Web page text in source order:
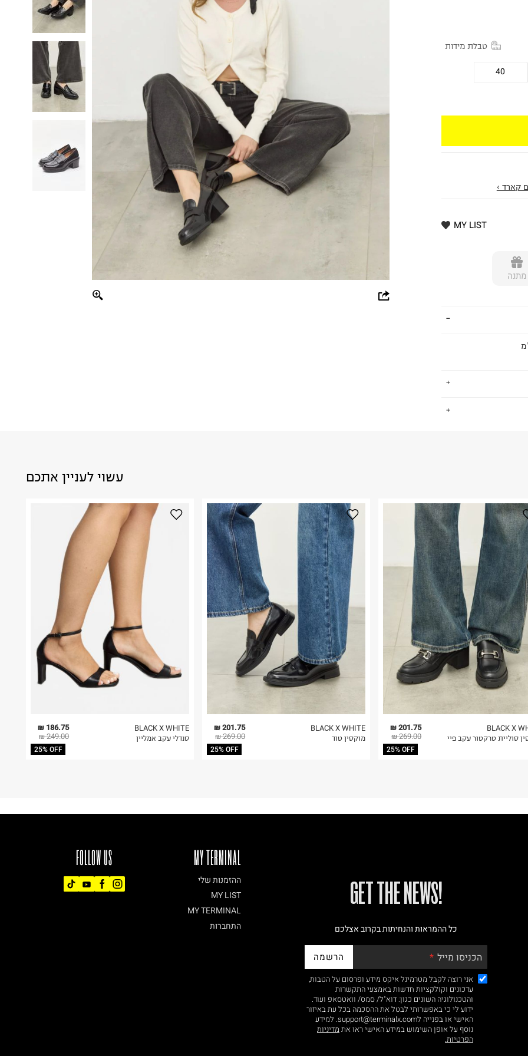
טבלת מידות
40
קארד ›
MY LIST
מתנה
על גבי החבילה
באתר בלבד
בלבד. לא ניתן
עשוי לעניין אתכם
186.75 ₪
249.00 ₪
25% OFF
BLACK X WHITE
סנדלי עקב אמליין
201.75 ₪
269.00 ₪
25% OFF
BLACK X WHITE
מוקסין טוד
201.75 ₪
269.00 ₪
25% OFF
BLACK X
סוליית טרקטור עקב פיי
FOLLOW US MY TERMINAL
ההזמנות שלי
MY LIST
MY TERMINAL
התחברות
!GET THE NEWS
כל ההמראות והנחיתות בקרוב אצלכם
הכניסו מייל הרשמה
אני רוצה לקבל מטרמינל איקס מידע ופרסום על הטבות,
עדכונים וקולקציות חדשות באמצעי התקשרות
והטכנולוגיה השונים כגון: דוא"ל/ סמס/ וואטסאפ ועוד.
ידוע לי כי באפשרותי לבטל את ההסכמה בכל עת באיזור
האישי או בפנייה לsupport@terminalx.com. למידע
נוסף על אופן השימוש במידע האישי ראו את מדיניות
הפרטיות.